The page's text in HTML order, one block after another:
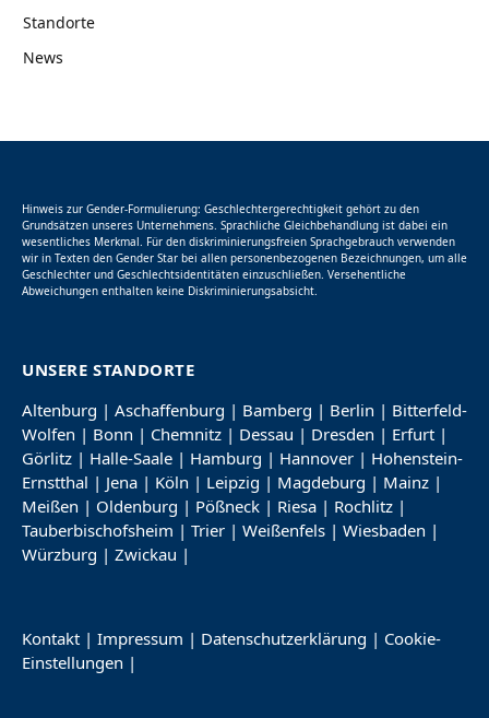
Standorte
News
Hinweis zur Gender-Formulierung: Geschlechtergerechtigkeit gehört zu den
Grundsätzen unseres Unternehmens. Sprachliche Gleichbehandlung ist dabei ein
wesentliches Merkmal. Für den diskriminierungsfreien Sprachgebrauch verwenden
wir in Texten den Gender Star bei allen personenbezogenen Bezeichnungen, um alle
Geschlechter und Geschlechtsidentitäten einzuschließen. Versehentliche
Abweichungen enthalten keine Diskriminierungsabsicht.
UNSERE STANDORTE
Altenburg | Aschaffenburg | Bamberg | Berlin | Bitterfeld-
Wolfen | Bonn | Chemnitz | Dessau | Dresden | Erfurt |
Görlitz | Halle-Saale | Hamburg | Hannover | Hohenstein-
Ernstthal | Jena | Köln | Leipzig | Magdeburg | Mainz |
Meißen | Oldenburg | Pößneck | Riesa | Rochlitz |
Tauberbischofsheim | Trier | Weißenfels | Wiesbaden |
Würzburg | Zwickau |
Kontakt | Impressum | Datenschutzerklärung | Cookie-
Einstellungen |